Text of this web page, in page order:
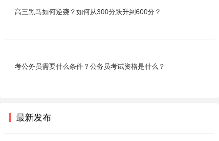
高三黑马如何逆袭？如何从300分跃升到600分？
考公务员需要什么条件？公务员考试资格是什么？
最新发布